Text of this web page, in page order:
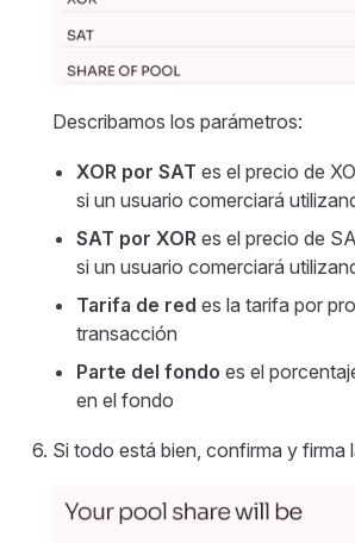
Describamos los parámetros:
XOR por SAT es el precio de
si un usuario comerciará
SAT por XOR es el precio de
si un usuario comerciará
Tarifa de red es la tarifa por
transacción
Parte del fondo es el
en el fondo
Si todo está bien, confirma y firma